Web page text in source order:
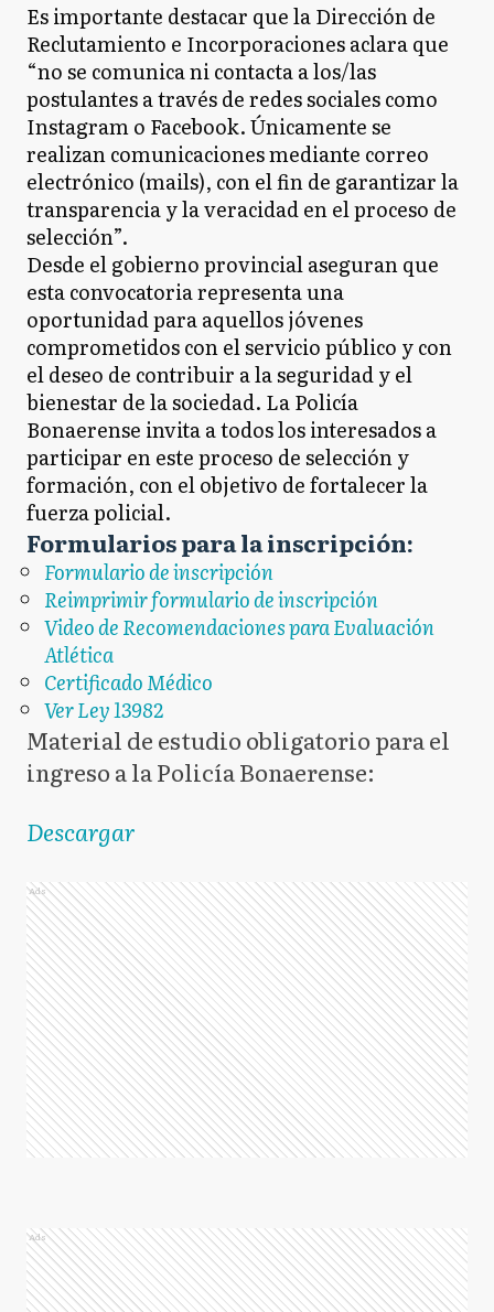
Es importante destacar que la Dirección de
Reclutamiento e Incorporaciones aclara que
“no se comunica ni contacta a los/las
postulantes a través de redes sociales como
Instagram o Facebook. Únicamente se
realizan comunicaciones mediante correo
electrónico (mails), con el fin de garantizar la
transparencia y la veracidad en el proceso de
selección”.
Desde el gobierno provincial aseguran que
esta convocatoria representa una
oportunidad para aquellos jóvenes
comprometidos con el servicio público y con
el deseo de contribuir a la seguridad y el
bienestar de la sociedad. La Policía
Bonaerense invita a todos los interesados a
participar en este proceso de selección y
formación, con el objetivo de fortalecer la
fuerza policial.
Formularios para la inscripción:
Formulario de inscripción
Reimprimir formulario de inscripción
Video de Recomendaciones para Evaluación
Atlética
Certificado Médico
Ver Ley 13982
Material de estudio obligatorio para el
ingreso a la Policía Bonaerense:
Descargar
Ads
Ads